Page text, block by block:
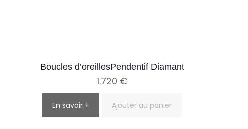
Boucles d’oreillesPendentif Diamant
1.720 €
En savoir + Ajouter au panier